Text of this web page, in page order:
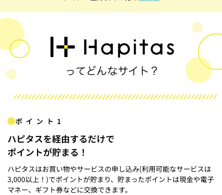
ポイント1
ハピタスを経由するだけで
ポイントが貯まる！
ハピタスはお買い物やサービスの申し込み(利用可能なサービスは
3,000以上！)でポイントが貯まり、貯まったポイントは現金や電子
マネー、ギフト券などに交換できます。